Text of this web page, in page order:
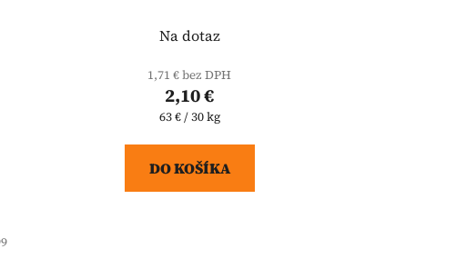
Na dotaz
1,71 € bez DPH
2,10 €
Jednotková
63 € / 30 kg
DO KOŠÍKA